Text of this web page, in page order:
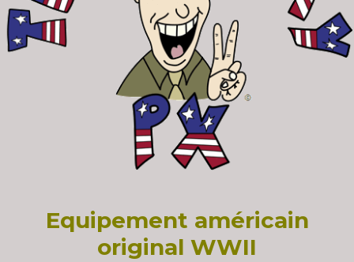
Equipement américain
original WWII